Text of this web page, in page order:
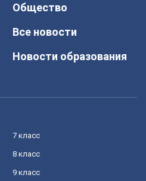
Общество
Все новости
Новости образования
7 класс
8 класс
9 класс